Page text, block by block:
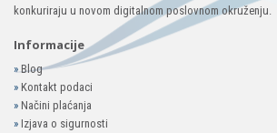
konkuriraju u novom digitalnom poslovnom okruženju.
Informacije
»Blog
» Kontakt podaci
» Načini plaćanja
» Izjava o sigurnosti